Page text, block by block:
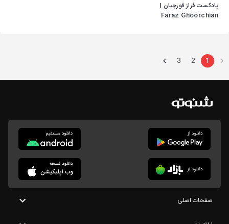
پادکست فراز قورچیان |
Faraz Ghoorchian
1
2
3
صفحات اصلی